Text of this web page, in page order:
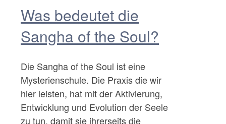
Was bedeutet die
Sangha of the Soul?
Die Sangha of the Soul ist eine
Mysterienschule. Die Praxis die wir
hier leisten, hat mit der Aktivierung,
Entwicklung und Evolution der Seele
zu tun, damit sie ihrerseits die